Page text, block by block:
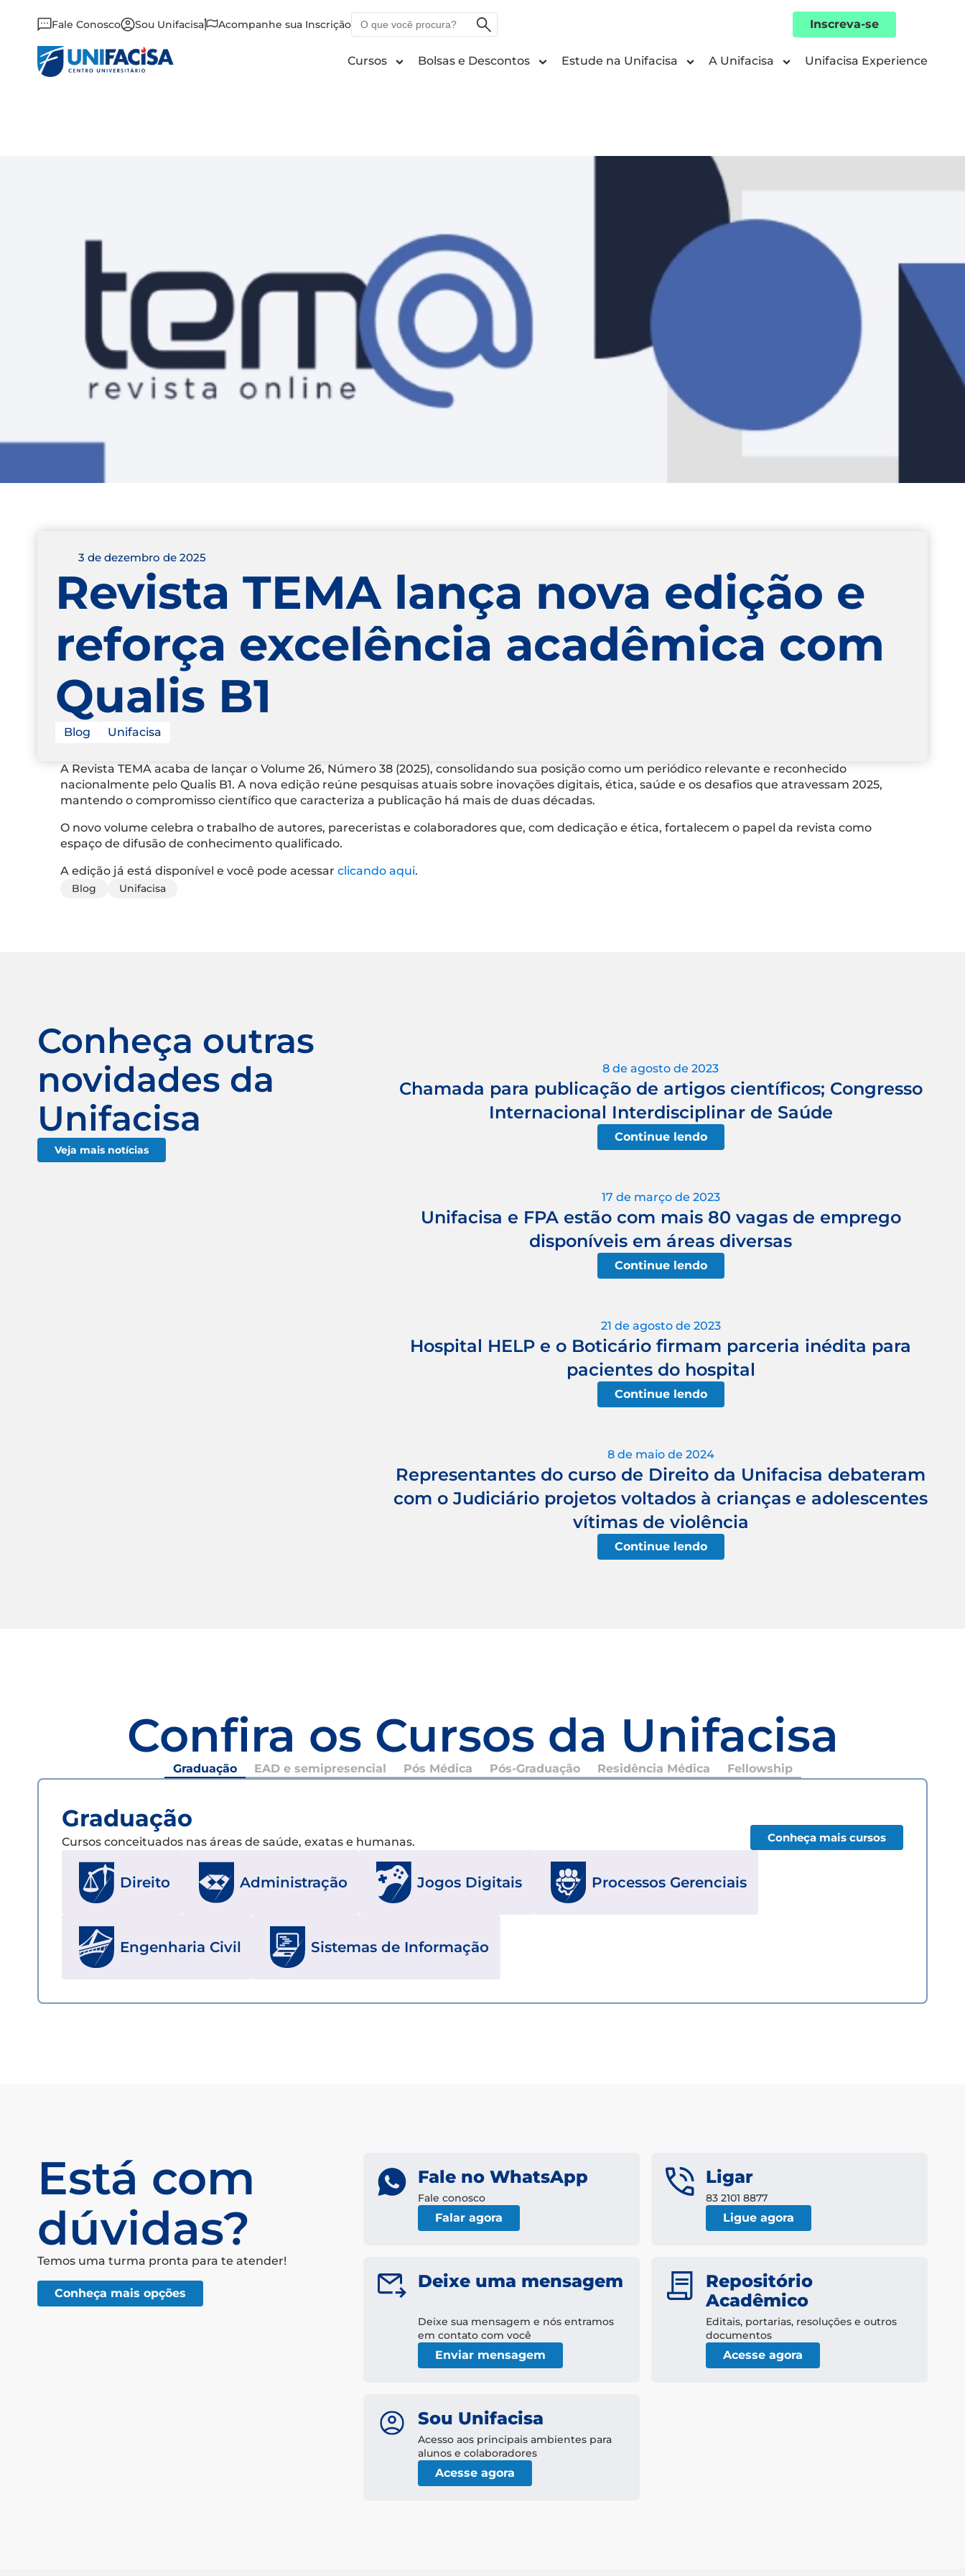
Fale Conosco Sou Unifacisa Acompanhe sua Inscrição
que
procura?
Inscreva-se
Cursos Bolsas e Descontos Estude na Unifacisa A Unifacisa Unifacisa Experience
3 de dezembro de 2025
Revista TEMA lança nova edição e
reforça excelência acadêmica com
Qualis B1
Blog Unifacisa
A Revista TEMA acaba de lançar o Volume 26, Número 38 (2025), consolidando sua posição como um periódico relevante e reconhecido
nacionalmente pelo Qualis B1. A nova edição reúne pesquisas atuais sobre inovações digitais, ética, saúde e os desafios que atravessam 2025,
mantendo o compromisso científico que caracteriza a publicação há mais de duas décadas.
O novo volume celebra o trabalho de autores, pareceristas e colaboradores que, com dedicação e ética, fortalecem o papel da revista como
espaço de difusão de conhecimento qualificado.
A edição já está disponível e você pode acessar clicando aqui.
Blog Unifacisa
Conheça outras
novidades da
Unifacisa
Veja mais notícias
8 de agosto de 2023
Chamada para publicação de artigos científicos; Congresso
Internacional Interdisciplinar de Saúde
Continue lendo
17 de março de 2023
Unifacisa e FPA estão com mais 80 vagas de emprego
disponíveis em áreas diversas
Continue lendo
21 de agosto de 2023
Hospital HELP e o Boticário firmam parceria inédita para
pacientes do hospital
Continue lendo
8 de maio de 2024
Representantes do curso de Direito da Unifacisa debateram
com o Judiciário projetos voltados à crianças e adolescentes
vítimas de violência
Continue lendo
Confira os Cursos da Unifacisa
Graduação EAD e semipresencial Pós Médica Pós-Graduação Residência Médica Fellowship
Graduação
Cursos conceituados nas áreas de saúde, exatas e humanas. Conheça mais cursos
Direito Administração Jogos Digitais Processos Gerenciais
Engenharia Civil Sistemas de Informação
Está com
dúvidas?
Temos uma turma pronta para te atender!
Conheça mais opções
Fale no WhatsApp
Fale conosco
Falar agora
Ligar
83 2101 8877
Ligue agora
Deixe uma mensagem
Deixe sua mensagem e nós entramos
em contato com você
Enviar mensagem
Repositório
Acadêmico
Editais, portarias, resoluções e outros
documentos
Acesse agora
Sou Unifacisa
Acesso aos principais ambientes para
alunos e colaboradores
Acesse agora